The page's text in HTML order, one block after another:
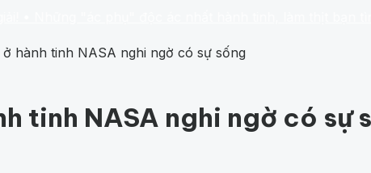
hành tinh NASA nghi ngờ có sự sống
tinh NASA nghi ngờ có sự